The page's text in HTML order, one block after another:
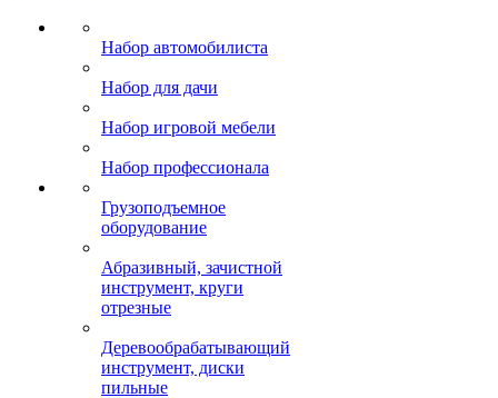
Набор автомобилиста
Набор для дачи
Набор игровой мебели
Набор профессионала
Грузоподъемное
оборудование
Абразивный, зачистной
инструмент, круги
отрезные
Деревообрабатывающий
инструмент, диски
пильные